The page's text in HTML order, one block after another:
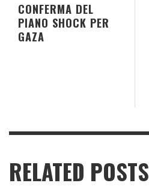
CONFERMA DEL
PIANO SHOCK PER
GAZA
RELATED POSTS